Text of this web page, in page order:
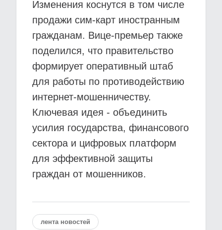
Изменения коснутся в том числе
продажи сим-карт иностранным
гражданам. Вице-премьер также
поделился, что правительство
формирует оперативный штаб
для работы по противодействию
интернет-мошенничеству.
Ключевая идея - объединить
усилия государства, финансового
сектора и цифровых платформ
для эффективной защиты
граждан от мошенников.
лента новостей